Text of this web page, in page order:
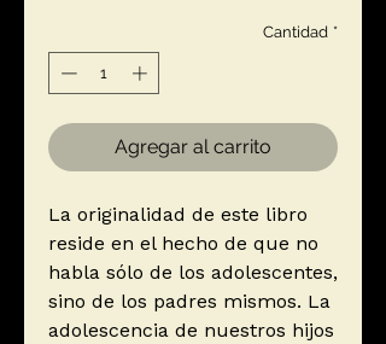
Cantidad *
Agregar al carrito
La originalidad de este libro
reside en el hecho de que no
habla sólo de los adolescentes,
sino de los padres mismos. La
adolescencia de nuestros hijos